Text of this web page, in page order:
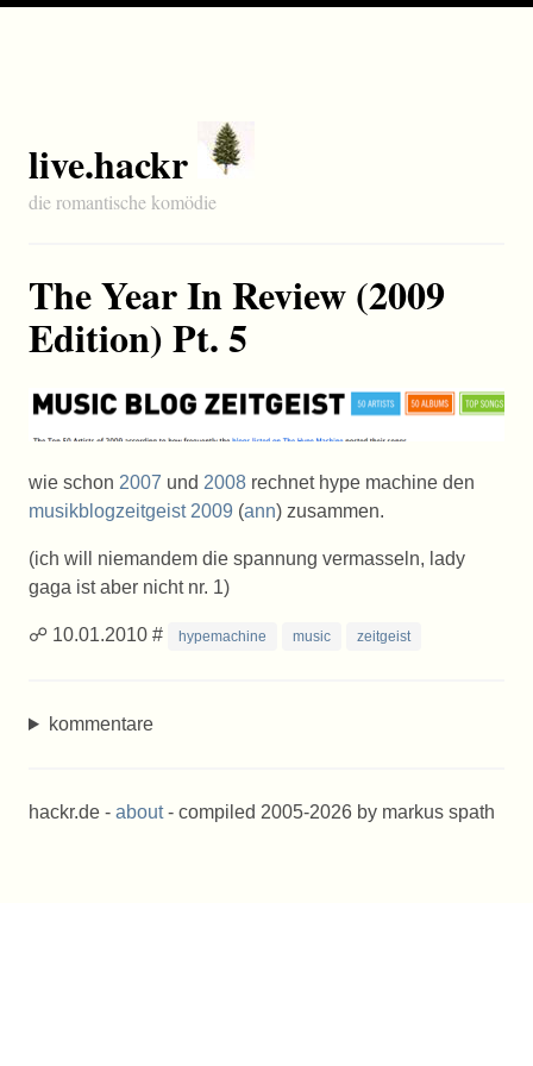
live.hackr
die romantische komödie
The Year In Review (2009
Edition) Pt. 5
wie schon 2007 und 2008 rechnet hype machine den
musikblogzeitgeist 2009 (ann) zusammen.
(ich will niemandem die spannung vermasseln, lady
gaga ist aber nicht nr. 1)
☍ 10.01.2010 # hypemachine music zeitgeist
kommentare
hackr.de - about- compiled 2005-2026 by markus spath